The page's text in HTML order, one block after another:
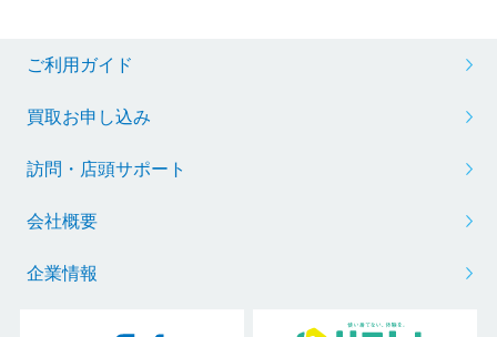
ご利用ガイド
買取お申し込み
訪問・店頭サポート
会社概要
企業情報